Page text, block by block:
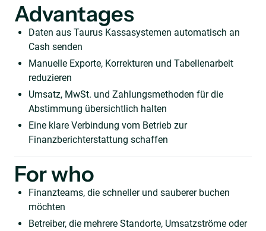
Advantages
Daten aus Taurus Kassasystemen automatisch an
Cash senden
Manuelle Exporte, Korrekturen und Tabellenarbeit
reduzieren
Umsatz, MwSt. und Zahlungsmethoden für die
Abstimmung übersichtlich halten
Eine klare Verbindung vom Betrieb zur
Finanzberichterstattung schaffen
For who
Finanzteams, die schneller und sauberer buchen
möchten
Betreiber, die mehrere Standorte, Umsatzströme oder